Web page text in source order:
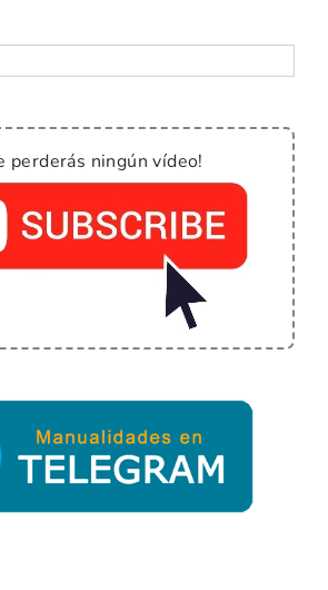
perderás ningún vídeo!